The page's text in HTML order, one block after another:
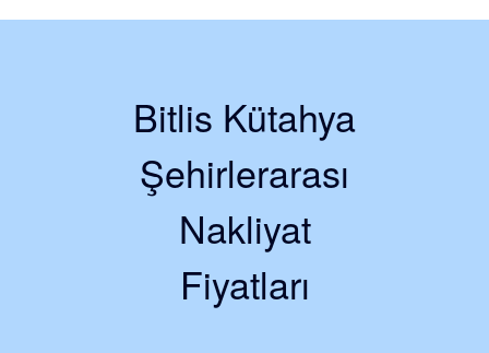
Bitlis Kütahya
Şehirlerarası
Nakliyat
Fiyatları